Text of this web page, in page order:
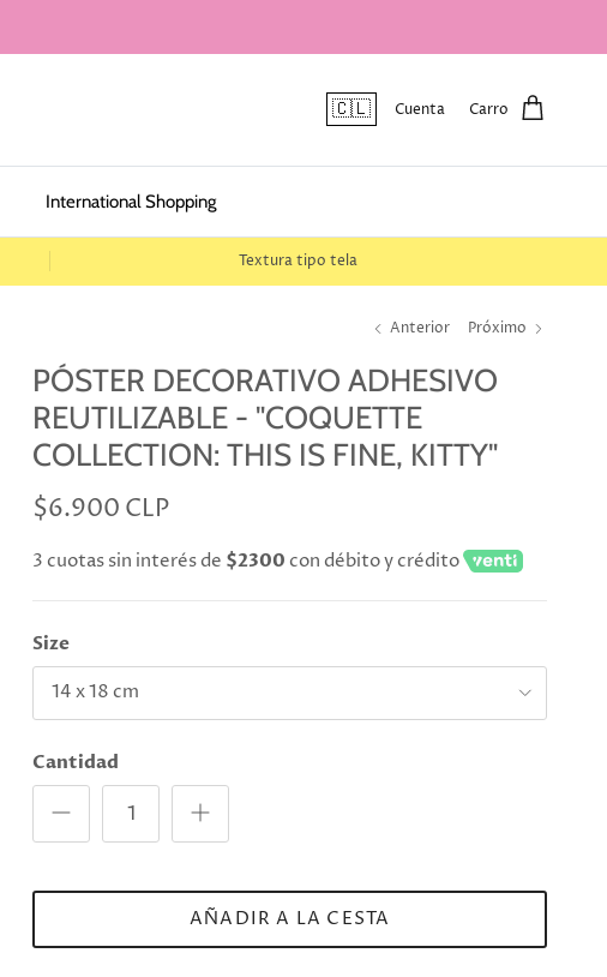
🇨🇱 Cuenta Carro
International Shopping
Textura tipo tela
Anterior Próximo
PÓSTER DECORATIVO ADHESIVO
REUTILIZABLE - "COQUETTE
COLLECTION: THIS IS FINE, KITTY"
$6.900 CLP
3 cuotas sin interés de $2300 con débito y crédito
Size
14 x 18 cm
Cantidad
AÑADIR A LA CESTA